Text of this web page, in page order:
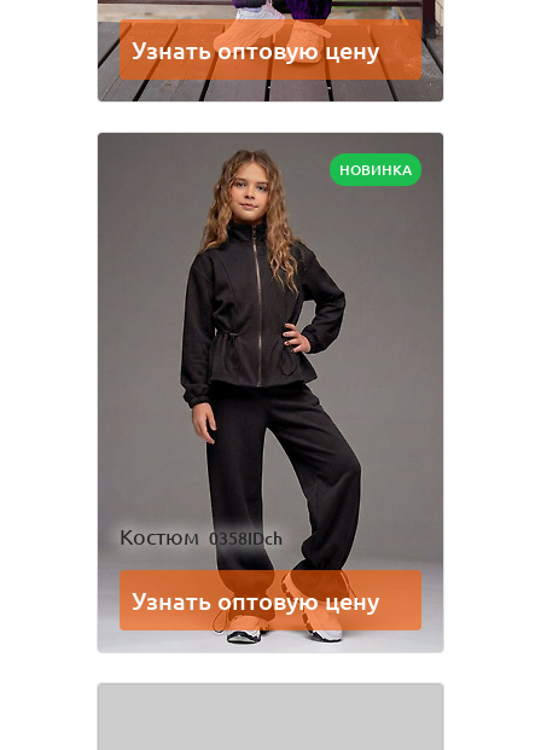
Узнать оптовую цену
НОВИНКА
Костюм 0358IDch
Узнать оптовую цену